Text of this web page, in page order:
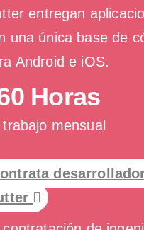
entregan
una única base de
Android e iOS.
Horas
trabajo mensual